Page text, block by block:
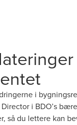
i
i BDO’s
så du lettere kan